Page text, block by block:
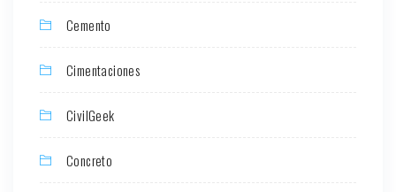
Cemento
Cimentaciones
CivilGeek
Concreto